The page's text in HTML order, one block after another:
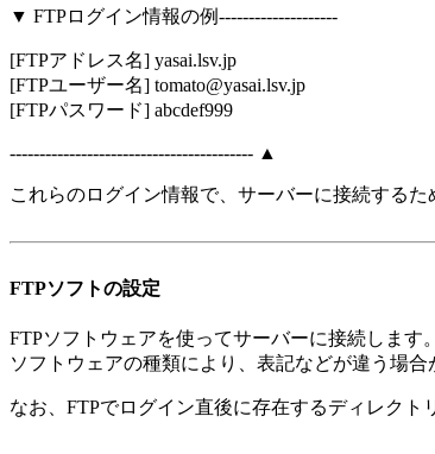
▼ FTPログイン情報の例--------------------
[FTPアドレス名] yasai.lsv.jp
[FTPユーザー名] tomato@yasai.lsv.jp
[FTPパスワード] abcdef999
----------------------------------------- ▲
これらのログイン情報で、サーバーに接続するた
FTPソフトの設定
FTPソフトウェアを使ってサーバーに接続します。
ソフトウェアの種類により、表記などが違う場
なお、FTPでログイン直後に存在するディレクト